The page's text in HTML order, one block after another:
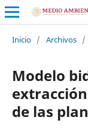
Inicio / Archivos /
Modelo
de las